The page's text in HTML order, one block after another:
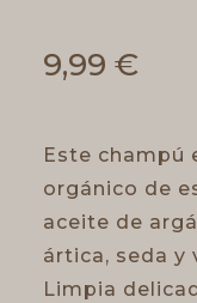
9,99 €
Este champú
orgánico de
aceite de
ártica, seda y
Limpia